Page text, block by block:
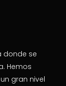
donde se
Hemos
gran nivel